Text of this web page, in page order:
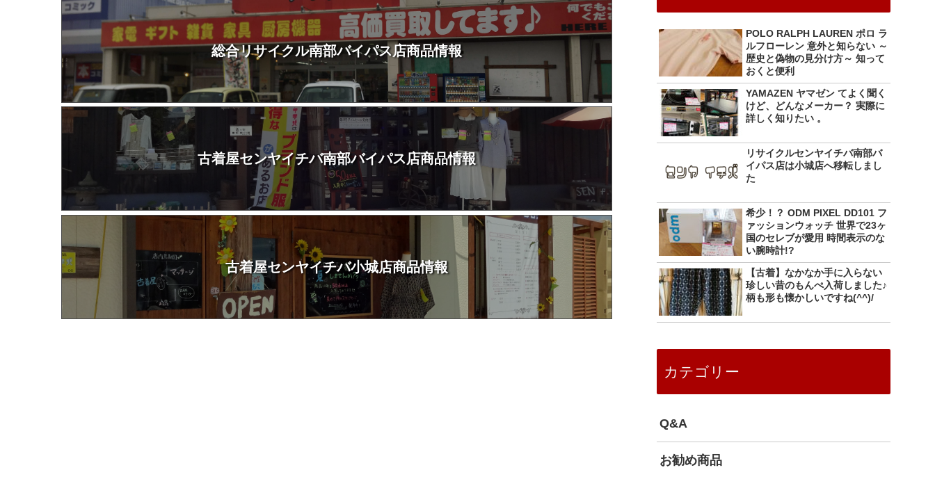
総合リサイクル南部バイパス店商品情報
古着屋センヤイチバ南部バイパス店商品情報
古着屋センヤイチバ小城店商品情報
POLO RALPH LAUREN ポロ ラ
ルフローレン 意外と知らない ～
歴史と偽物の見分け方～ 知って
おくと便利
YAMAZEN ヤマゼン てよく聞く
けど、どんなメーカー？ 実際に
詳しく知りたい 。
リサイクルセンヤイチバ南部バ
イパス店は小城店へ移転しまし
た
希少！？ ODM PIXEL DD101 フ
ァッションウォッチ 世界で23ヶ
国のセレブが愛用 時間表示のな
い腕時計!?
【古着】なかなか手に入らない
珍しい昔のもんぺ入荷しました♪
柄も形も懐かしいですね(^^)/
カテゴリー
Q&A
お勧め商品